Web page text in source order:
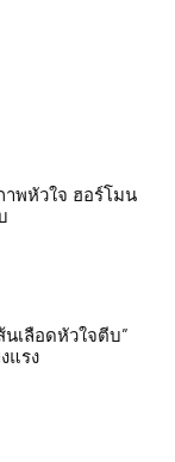
พหัวใจ ฮอร์โมน
นเลือดหัวใจตีบ”
แรง